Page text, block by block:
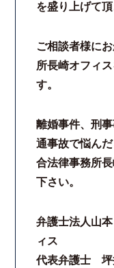
を盛り上げて
ご相談者様に
所長崎オフィ
す。
離婚事件、刑
通事故で悩ん
合法律事務所
下さい。
弁護士法人山
ィス
代表弁護士 坪